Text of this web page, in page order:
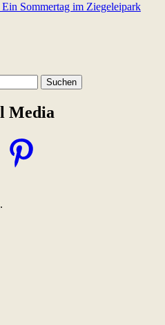
Sommertag im Ziegeleipark
Media
Pinterest
.